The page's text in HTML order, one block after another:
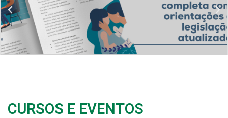
CURSOS E EVENTOS